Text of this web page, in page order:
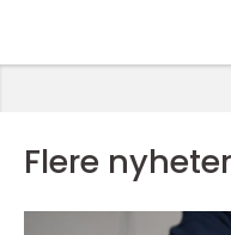
Flere nyheter